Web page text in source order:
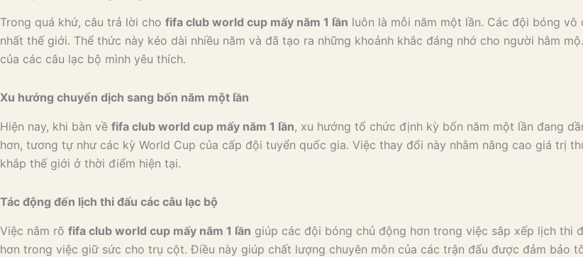
Trong quá khứ, câu trả lời cho fifa club world cup mấy năm 1 lần luôn là mỗi năm một lần. Các đội bóng
nhất thế giới. Thể thức này kéo dài nhiều năm và đã tạo ra những khoảnh khắc đáng nhớ cho người hâm
của các câu lạc bộ mình yêu thích.
Xu hướng chuyển dịch sang bốn năm một lần
Hiện nay, khi bàn về fifa club world cup mấy năm 1 lần, xu hướng tổ chức định kỳ bốn năm một lần đang
hơn, tương tự như các kỳ World Cup của cấp đội tuyển quốc gia. Việc thay đổi này nhằm nâng cao giá trị
khắp thế giới ở thời điểm hiện tại.
Tác động đến lịch thi đấu các câu lạc bộ
Việc nắm rõ fifa club world cup mấy năm 1 lần giúp các đội bóng chủ động hơn trong việc sắp xếp lịch thi
hơn trong việc giữ sức cho trụ cột. Điều này giúp chất lượng chuyên môn của các trận đấu được đảm bảo